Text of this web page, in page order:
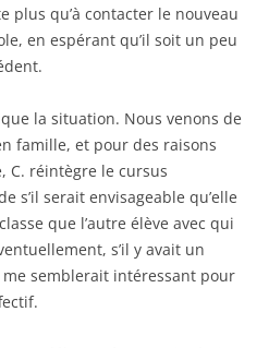
plus qu’à contacter le nouveau
en espérant qu’il soit un peu
la situation. Nous venons de
famille, et pour des raisons
C. réintègre le cursus
s’il serait envisageable qu’elle
que l’autre élève avec qui
s’il y avait un
me semblerait intéressant pour